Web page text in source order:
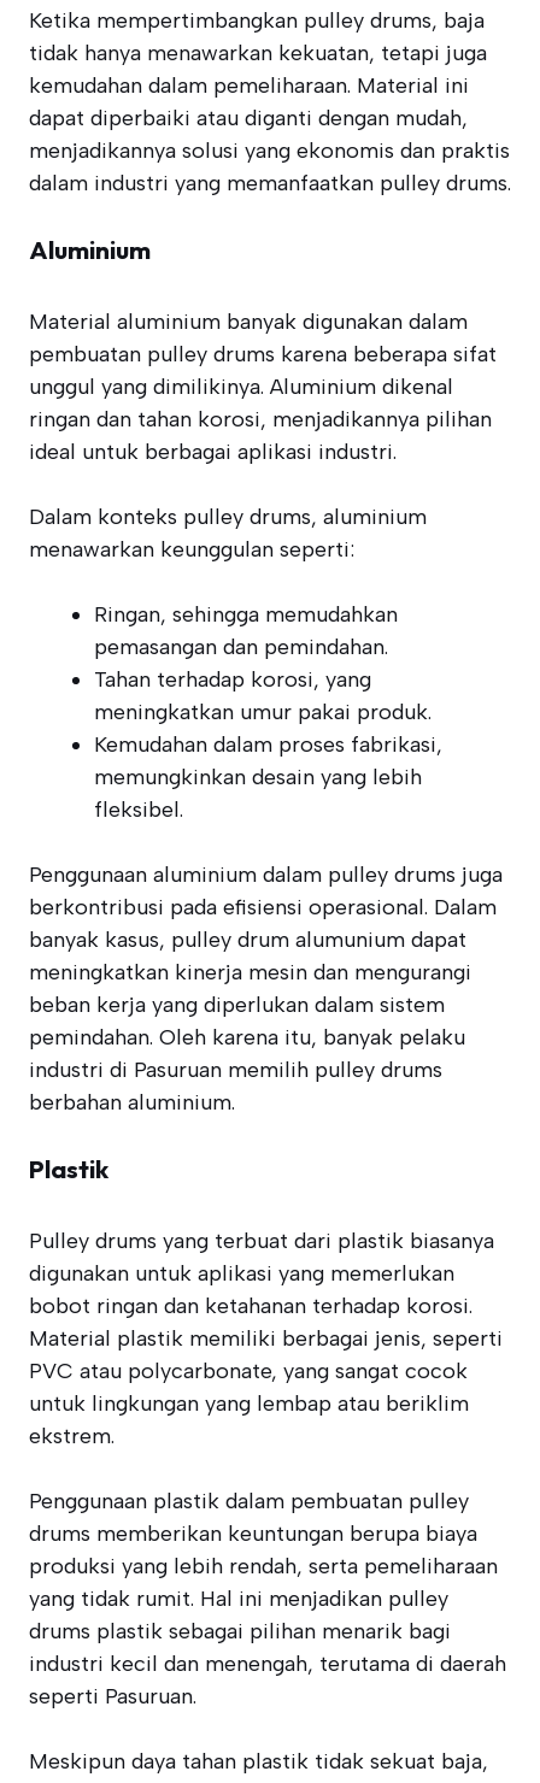
Ketika mempertimbangkan pulley drums, baja
tidak hanya menawarkan kekuatan, tetapi juga
kemudahan dalam pemeliharaan. Material ini
dapat diperbaiki atau diganti dengan mudah,
menjadikannya solusi yang ekonomis dan praktis
dalam industri yang memanfaatkan pulley drums.
Aluminium
Material aluminium banyak digunakan dalam
pembuatan pulley drums karena beberapa sifat
unggul yang dimilikinya. Aluminium dikenal
ringan dan tahan korosi, menjadikannya pilihan
ideal untuk berbagai aplikasi industri.
Dalam konteks pulley drums, aluminium
menawarkan keunggulan seperti:
Ringan, sehingga memudahkan
pemasangan dan pemindahan.
Tahan terhadap korosi, yang
meningkatkan umur pakai produk.
Kemudahan dalam proses fabrikasi,
memungkinkan desain yang lebih
fleksibel.
Penggunaan aluminium dalam pulley drums juga
berkontribusi pada efisiensi operasional. Dalam
banyak kasus, pulley drum alumunium dapat
meningkatkan kinerja mesin dan mengurangi
beban kerja yang diperlukan dalam sistem
pemindahan. Oleh karena itu, banyak pelaku
industri di Pasuruan memilih pulley drums
berbahan aluminium.
Plastik
Pulley drums yang terbuat dari plastik biasanya
digunakan untuk aplikasi yang memerlukan
bobot ringan dan ketahanan terhadap korosi.
Material plastik memiliki berbagai jenis, seperti
PVC atau polycarbonate, yang sangat cocok
untuk lingkungan yang lembap atau beriklim
ekstrem.
Penggunaan plastik dalam pembuatan pulley
drums memberikan keuntungan berupa biaya
produksi yang lebih rendah, serta pemeliharaan
yang tidak rumit. Hal ini menjadikan pulley
drums plastik sebagai pilihan menarik bagi
industri kecil dan menengah, terutama di daerah
seperti Pasuruan.
Meskipun daya tahan plastik tidak sekuat baja,